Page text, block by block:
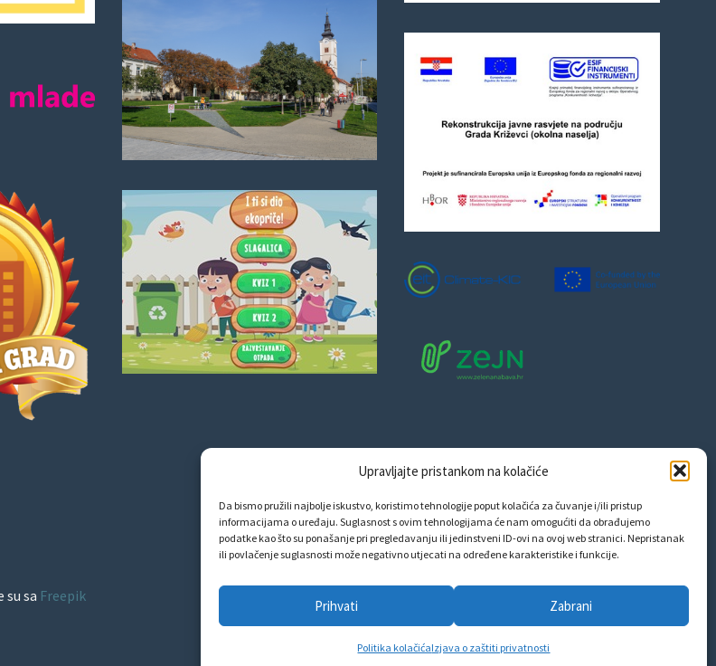
Upravljajte pristankom na kolačiće
Da bismo pružili najbolje iskustvo, koristimo tehnologije poput kolačića za čuvanje i/ili pristup
informacijama o uređaju. Suglasnost s ovim tehnologijama će nam omogućiti da obrađujemo
podatke kao što su ponašanje pri pregledavanju ili jedinstveni ID-ovi na ovoj web stranici. Nepristanak
ili povlačenje suglasnosti može negativno utjecati na određene karakteristike i funkcije.
Prihvati Zabrani
Politika kolačićaIzjava o zaštiti privatnosti
sa Freepik